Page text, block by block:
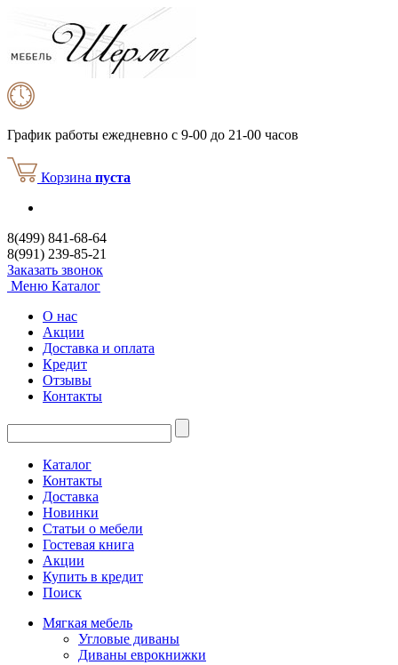
График работы ежедневно с 9-00 до 21-00 часов
Корзина пуста
8(499) 841-68-64
8(991) 239-85-21
Заказать звонок
Меню Каталог
О нас
Акции
Доставка и оплата
Кредит
Отзывы
Контакты
Каталог
Контакты
Доставка
Новинки
Статьи о мебели
Гостевая книга
Акции
Купить в кредит
Поиск
Мягкая мебель
Угловые диваны
Диваны еврокнижки